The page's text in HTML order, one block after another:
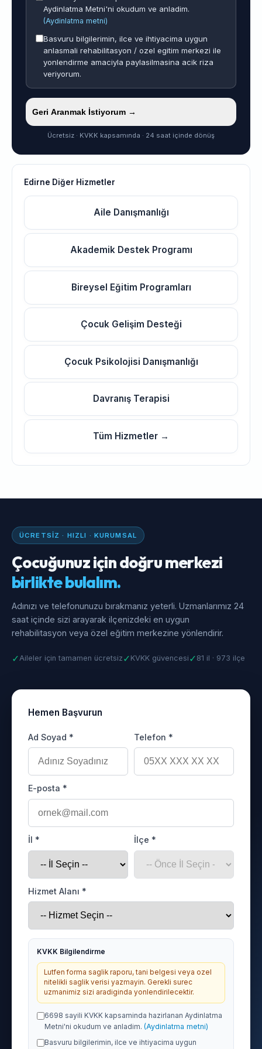
Aydinlatma Metni'ni okudum ve anladim.
(Aydinlatma metni)
Basvuru bilgilerimin, ilce ve ihtiyacima uygun
anlasmali rehabilitasyon / ozel egitim merkezi ile
yonlendirme amaciyla paylasilmasina acik riza
veriyorum.
Geri Aranmak İstiyorum →
Ücretsiz · KVKK kapsamında · 24 saat içinde dönüş
Edirne Diğer Hizmetler
Aile Danışmanlığı
Akademik Destek Programı
Bireysel Eğitim Programları
Çocuk Gelişim Desteği
Çocuk Psikolojisi Danışmanlığı
Davranış Terapisi
Tüm Hizmetler →
ÜCRETSIZ · HIZLI · KURUMSAL
Çocuğunuz için doğru merkezi
birlikte bulalım.
Adınızı ve telefonunuzu bırakmanız yeterli. Uzmanlarımız 24
saat içinde sizi arayarak ilçenizdeki en uygun
rehabilitasyon veya özel eğitim merkezine yönlendirir.
✓Aileler için tamamen ücretsiz ✓ KVKK güvencesi ✓ 81 il · 973 ilçe
Hemen Başvurun
Ad Soyad * Telefon *
E-posta *
İl * İlçe *
Hizmet Alanı *
KVKK Bilgilendirme
Lutfen forma saglik raporu, tani belgesi veya ozel
nitelikli saglik verisi yazmayin. Gerekli surec
uzmanimiz sizi aradiginda yonlendirilecektir.
6698 sayili KVKK kapsaminda hazirlanan Aydinlatma
Metni'ni okudum ve anladim. (Aydinlatma metni)
Basvuru bilgilerimin, ilce ve ihtiyacima uygun